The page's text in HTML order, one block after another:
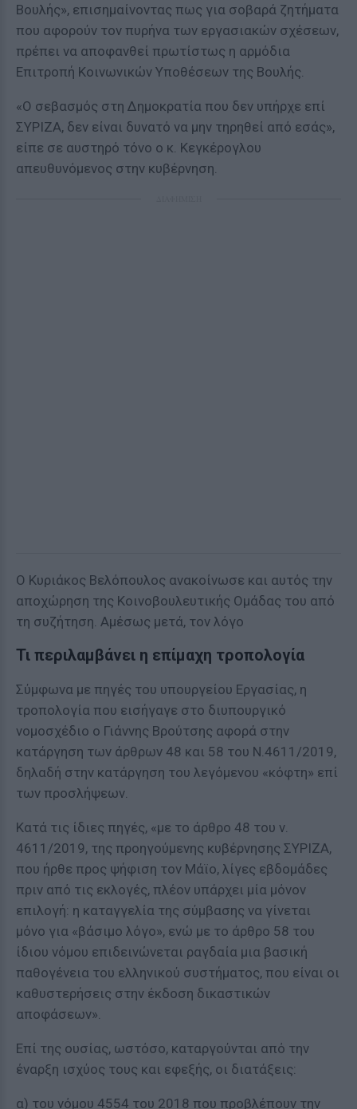
Βουλής», επισημαίνοντας πως για σοβαρά ζητήματα
που αφορούν τον πυρήνα των εργασιακών σχέσεων,
πρέπει να αποφανθεί πρωτίστως η αρμόδια
Επιτροπή Κοινωνικών Υποθέσεων της Βουλής.
«Ο σεβασμός στη Δημοκρατία που δεν υπήρχε επί
ΣΥΡΙΖΑ, δεν είναι δυνατό να μην τηρηθεί από εσάς»,
είπε σε αυστηρό τόνο ο κ. Κεγκέρογλου
απευθυνόμενος στην κυβέρνηση.
Ο Κυριάκος Βελόπουλος ανακοίνωσε και αυτός την
αποχώρηση της Κοινοβουλευτικής Ομάδας του από
τη συζήτηση. Αμέσως μετά, τον λόγο
Τι περιλαμβάνει η επίμαχη τροπολογία
Σύμφωνα με πηγές του υπουργείου Εργασίας, η
τροπολογία που εισήγαγε στο διυπουργικό
νομοσχέδιο ο Γιάννης Βρούτσης αφορά στην
κατάργηση των άρθρων 48 και 58 του Ν.4611/2019,
δηλαδή στην κατάργηση του λεγόμενου «κόφτη» επί
των προσλήψεων.
Κατά τις ίδιες πηγές, «με το άρθρο 48 του ν.
4611/2019, της προηγούμενης κυβέρνησης ΣΥΡΙΖΑ,
που ήρθε προς ψήφιση τον Μάϊο, λίγες εβδομάδες
πριν από τις εκλογές, πλέον υπάρχει μία μόνον
επιλογή: η καταγγελία της σύμβασης να γίνεται
μόνο για «βάσιμο λόγο», ενώ με το άρθρο 58 του
ίδιου νόμου επιδεινώνεται ραγδαία μια βασική
παθογένεια του ελληνικού συστήματος, που είναι οι
καθυστερήσεις στην έκδοση δικαστικών
αποφάσεων».
Επί της ουσίας, ωστόσο, καταργούνται από την
έναρξη ισχύος τους και εφεξής, οι διατάξεις:
α) του νόμου 4554 του 2018 που προβλέπουν την